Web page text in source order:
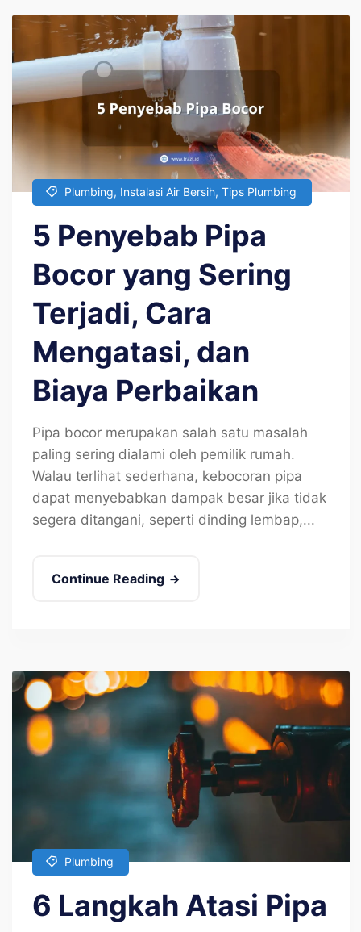
Plumbing, Instalasi Air Bersih, Tips Plumbing
5 Penyebab Pipa
Bocor yang Sering
Terjadi, Cara
Mengatasi, dan
Biaya Perbaikan
Pipa bocor merupakan salah satu masalah
paling sering dialami oleh pemilik rumah.
Walau terlihat sederhana, kebocoran pipa
dapat menyebabkan dampak besar jika tidak
segera ditangani, seperti dinding lembap,...
Continue Reading
Plumbing
6 Langkah Atasi Pipa